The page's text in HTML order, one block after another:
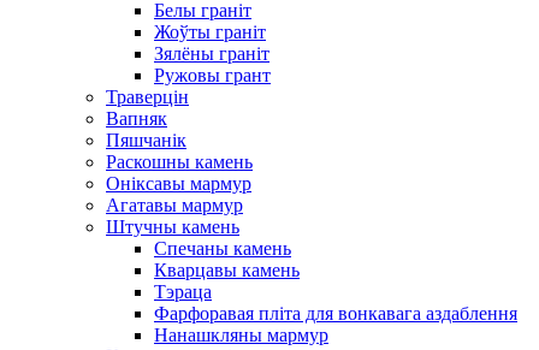
Белы граніт
Жоўты граніт
Зялёны граніт
Ружовы грант
Траверцін
Вапняк
Пяшчанік
Раскошны камень
Оніксавы мармур
Агатавы мармур
Штучны камень
Спечаны камень
Кварцавы камень
Тэраца
Фарфоравая пліта для вонкавага аздаблення
Нанашкляны мармур